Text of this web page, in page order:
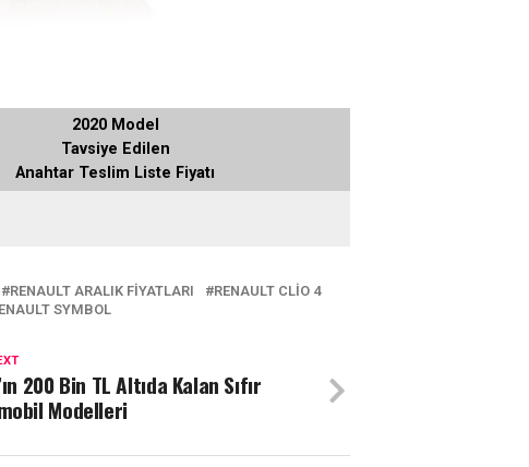
2020 Model
Tavsiye Edilen
Anahtar Teslim Liste Fiyatı
RENAULT ARALIK FIYATLARI
RENAULT CLIO 4
SYMBOL
200 Bin TL Altıda Kalan Sıfır
Modelleri